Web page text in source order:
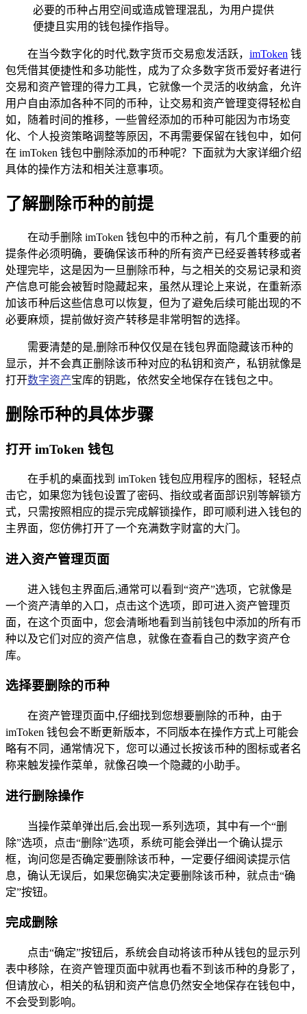
必要的币种占用空间或造成管理混乱，为用户提供
便捷且实用的钱包操作指导。
在当今数字化的时代,数字货币交易愈发活跃， imToken 钱
包凭借其便捷性和多功能性，成为了众多数字货币爱好者进行
交易和资产管理的得力工具，它就像一个灵活的收纳盒，允许
用户自由添加各种不同的币种，让交易和资产管理变得轻松自
如，随着时间的推移，一些曾经添加的币种可能因为市场变
化、个人投资策略调整等原因，不再需要保留在钱包中，如何
在 imToken 钱包中删除添加的币种呢？下面就为大家详细介绍
具体的操作方法和相关注意事项。
了解删除币种的前提
在动手删除 imToken 钱包中的币种之前，有几个重要的前
提条件必须明确，要确保该币种的所有资产已经妥善转移或者
处理完毕，这是因为一旦删除币种，与之相关的交易记录和资
产信息可能会被暂时隐藏起来，虽然从理论上来说，在重新添
加该币种后这些信息可以恢复，但为了避免后续可能出现的不
必要麻烦，提前做好资产转移是非常明智的选择。
需要清楚的是,删除币种仅仅是在钱包界面隐藏该币种的
显示，并不会真正删除该币种对应的私钥和资产，私钥就像是
打开数字资产宝库的钥匙，依然安全地保存在钱包之中。
删除币种的具体步骤
打开 imToken 钱包
在手机的桌面找到 imToken 钱包应用程序的图标，轻轻点
击它，如果您为钱包设置了密码、指纹或者面部识别等解锁方
式，只需按照相应的提示完成解锁操作，即可顺利进入钱包的
主界面，您仿佛打开了一个充满数字财富的大门。
进入资产管理页面
进入钱包主界面后,通常可以看到“资产”选项，它就像是
一个资产清单的入口，点击这个选项，即可进入资产管理页
面，在这个页面中，您会清晰地看到当前钱包中添加的所有币
种以及它们对应的资产信息，就像在查看自己的数字资产仓
库。
选择要删除的币种
在资产管理页面中,仔细找到您想要删除的币种，由于
imToken 钱包会不断更新版本，不同版本在操作方式上可能会
略有不同，通常情况下，您可以通过长按该币种的图标或者名
称来触发操作菜单，就像召唤一个隐藏的小助手。
进行删除操作
当操作菜单弹出后,会出现一系列选项，其中有一个“删
除”选项，点击“删除”选项，系统可能会弹出一个确认提示
框，询问您是否确定要删除该币种，一定要仔细阅读提示信
息，确认无误后，如果您确实决定要删除该币种，就点击“确
定”按钮。
完成删除
点击“确定”按钮后，系统会自动将该币种从钱包的显示列
表中移除，在资产管理页面中就再也看不到该币种的身影了，
但请放心，相关的私钥和资产信息仍然安全地保存在钱包中，
不会受到影响。